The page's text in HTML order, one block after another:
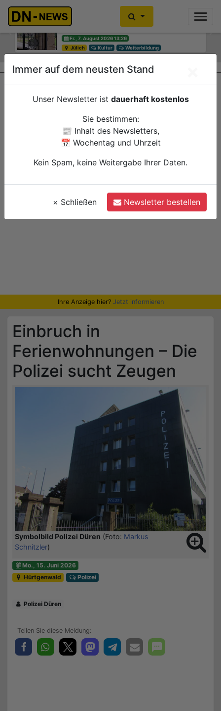
Diskussionen um Villa Buth:
Erinnerungsort oder Abriss?
Fr., 7. August 2026 13:26
Jülich
Kultur Weiterbildung
Einbrecher im Kleiderschrank
gefunden
Fr., 7. August 2026 10:30
Düren
Polizei
Previous
Ihre Anzeige hier? Jetzt informieren
Einbruch in
Ferienwohnungen – Die
Polizei sucht Zeugen
Symbolbild Polizei Düren (Foto: Markus
Schnitzler)
Mo., 15. Juni 2026
Hürtgenwald
Polizei
Polizei Düren
Immer auf dem neusten Stand
Unser Newsletter ist dauerhaft kostenlos
Sie bestimmen:
📰 Inhalt des Newsletters,
📅 Wochentag und Uhrzeit
Kein Spam, keine Weitergabe Ihrer Daten.
× Schließen Newsletter bestellen